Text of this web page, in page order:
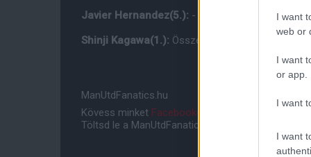
I want
web or
I want
or app.
I want
I want
Javier Hernandez(5.): -
Shinji Kagawa(1.): Összes passz 2, ebbõl pontos
ManUtdFanatics.hu
Kövess minket Facebookon
Töltsd le a ManUtdFanatics.hu mobil applikációt